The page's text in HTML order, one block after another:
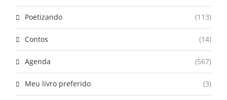
Poetizando (113)
Contos (14)
Agenda (567)
Meu livro preferido (3)